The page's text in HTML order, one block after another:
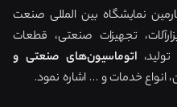
نمایشگاه بین المللی صنعت
تجهیزات صنعتی، قطعات
اتوماسیون‌های صنعتی و
انواع خدمات و … اشاره نمود.